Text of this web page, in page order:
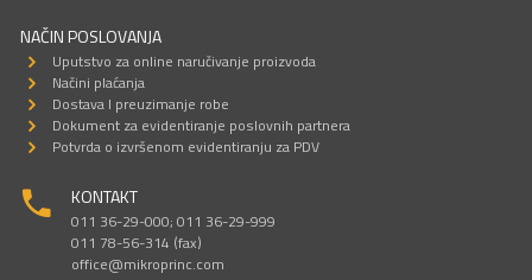
NAČIN POSLOVANJA
Uputstvo za online naručivanje proizvoda
Načini plaćanja
Dostava I preuzimanje robe
Dokument za evidentiranje poslovnih partnera
Potvrda o izvršenom evidentiranju za PDV
KONTAKT
011 36-29-000; 011 36-29-999
011 78-56-314 (fax)
office@mikroprinc.com